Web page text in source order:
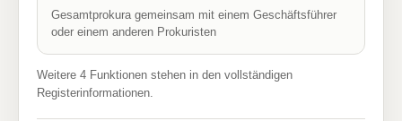
Gesamtprokura gemeinsam mit einem Geschäftsführer
oder einem anderen Prokuristen
Weitere 4 Funktionen stehen in den vollständigen
Registerinformationen.